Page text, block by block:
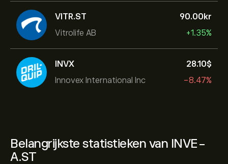
VITR.ST
Vitrolife AB
90.00‎kr‎
+1.35%
INVX
Innovex International Inc
28.10‎$‎
-8.47%
Belangrijkste statistieken van INVE-
A.ST